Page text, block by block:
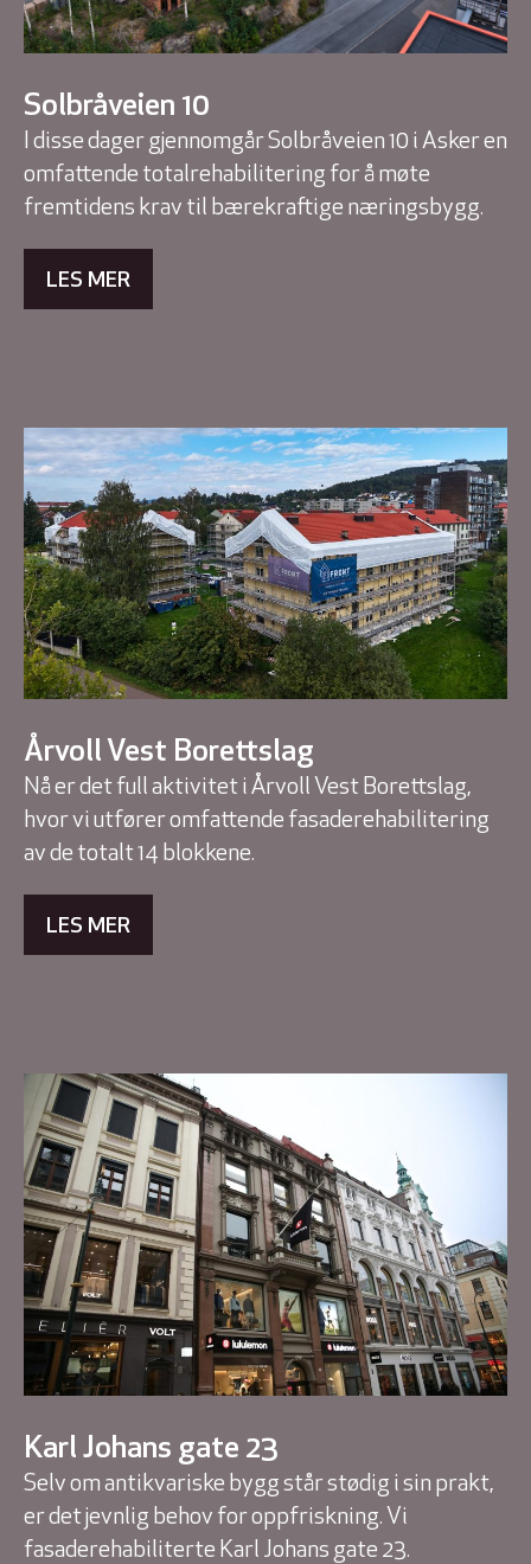
Solbråveien 10
I disse dager gjennomgår Solbråveien 10 i Asker en
omfattende totalrehabilitering for å møte
fremtidens krav til bærekraftige næringsbygg.
LES MER
Årvoll Vest Borettslag
Nå er det full aktivitet i Årvoll Vest Borettslag,
hvor vi utfører omfattende fasaderehabilitering
av de totalt 14 blokkene.
LES MER
Karl Johans gate 23
Selv om antikvariske bygg står stødig i sin prakt,
er det jevnlig behov for oppfriskning. Vi
fasaderehabiliterte Karl Johans gate 23.